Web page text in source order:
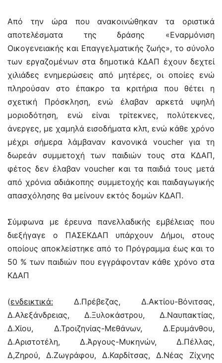
Από την ώρα που ανακοινώθηκαν τα οριστικά
αποτελέσματα της δράσης «Εναρμόνιση
Οικογενειακής και Επαγγελματικής ζωής», το σύνολο
των εργαζομένων στα δημοτικά ΚΔΑΠ έχουν δεχτεί
χιλιάδες ενημερώσεις από μητέρες, οι οποίες ενώ
πληρούσαν στο έπακρο τα κριτήρια που θέτει η
σχετική Πρόσκληση, ενώ έλαβαν αρκετά υψηλή
μοριοδότηση, ενώ είναι τρίτεκνες, πολύτεκνες,
άνεργες, με χαμηλά εισοδήματα κλπ, ενώ κάθε χρόνο
μέχρι σήμερα λάμβαναν κανονικά voucher για τη
δωρεάν συμμετοχή των παιδιών τους στα ΚΔΑΠ,
φέτος δεν έλαβαν voucher και τα παιδιά τους μετά
από χρόνια αδιάκοπης συμμετοχής και παιδαγωγικής
απασχόλησης θα μείνουν εκτός δομών ΚΔΑΠ.
Σύμφωνα με έρευνα πανελλαδικής εμβέλειας που
διεξήγαγε ο ΠΑΣΕΚΔΑΠ υπάρχουν Δήμοι, στους
οποίους αποκλείστηκε από το Πρόγραμμα έως και το
50 % των παιδιών που εγγράφονταν κάθε χρόνο στα
ΚΔΑΠ
(ενδεικτικά: Δ.Πρέβεζας, Δ.Ακτίου-Βόνιτσας,
Δ.Αλεξάνδρειας, Δ.Ξυλοκάστρου, Δ.Ναυπακτίας,
Δ.Χίου, Δ.Τροιζηνίας-Μεθάνων, Δ.Ερυμάνθου,
Δ.Αριστοτέλη, Δ.Άργους-Μυκηνών, Δ.Πέλλας,
Δ,Ζηρού, Δ.Ζωγράφου, Δ.Καρδίτσας, Δ.Νέας Ζίχνης